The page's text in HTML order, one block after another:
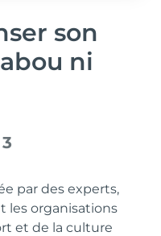
son
ni
par des experts,
les organisations
et de la culture